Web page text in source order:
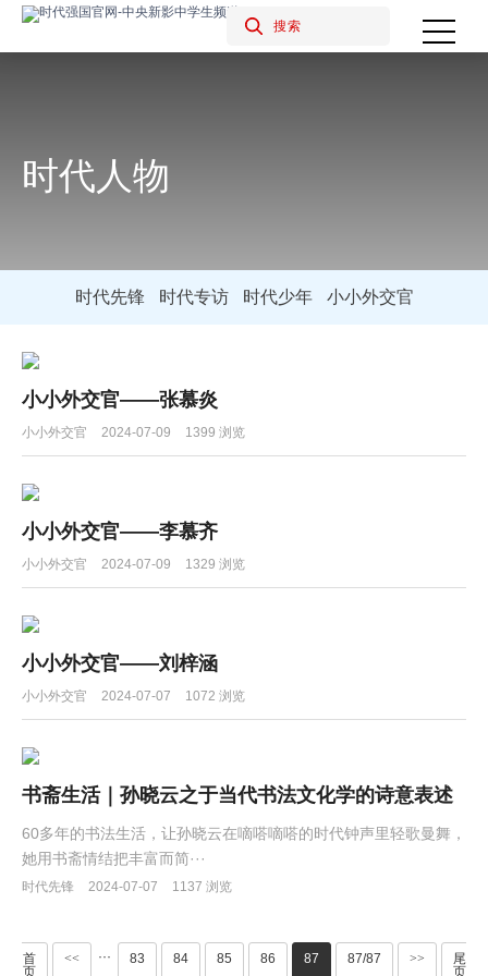
时代人物
时代先锋 时代专访 时代少年 小小外交官
小小外交官——张慕炎
小小外交官 2024-07-09 1399 浏览
小小外交官——李慕齐
小小外交官 2024-07-09 1329 浏览
小小外交官——刘梓涵
小小外交官 2024-07-07 1072 浏览
书斋生活｜孙晓云之于当代书法文化学的诗意表述
60多年的书法生活，让孙晓云在嘀嗒嘀嗒的时代钟声里轻歌曼舞，
她用书斋情结把丰富而简···
时代先锋 2024-07-07 1137 浏览
首
页
<< ··· 83 84 85 86 87 87/87 >>
尾
页